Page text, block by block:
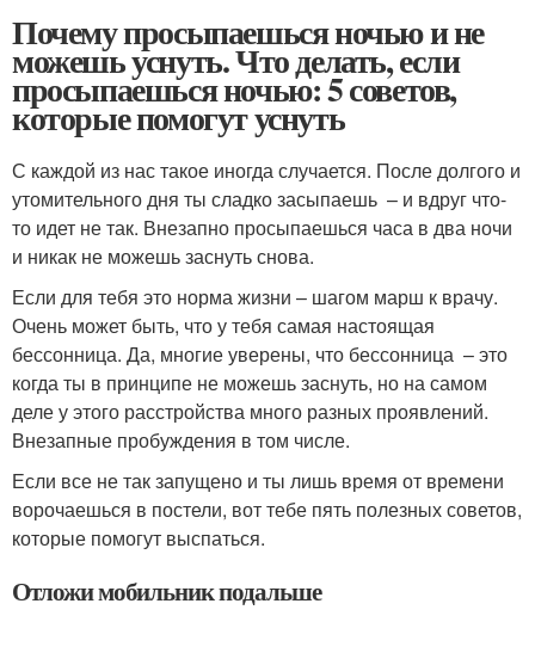
Почему просыпаешься ночью и не
можешь уснуть. Что делать, если
просыпаешься ночью: 5 советов,
которые помогут уснуть
С каждой из нас такое иногда случается. После долгого и
утомительного дня ты сладко засыпаешь – и вдруг что-
то идет не так. Внезапно просыпаешься часа в два ночи
и никак не можешь заснуть снова.
Если для тебя это норма жизни – шагом марш к врачу.
Очень может быть, что у тебя самая настоящая
бессонница. Да, многие уверены, что бессонница – это
когда ты в принципе не можешь заснуть, но на самом
деле у этого расстройства много разных проявлений.
Внезапные пробуждения в том числе.
Если все не так запущено и ты лишь время от времени
ворочаешься в постели, вот тебе пять полезных советов,
которые помогут выспаться.
Отложи мобильник подальше